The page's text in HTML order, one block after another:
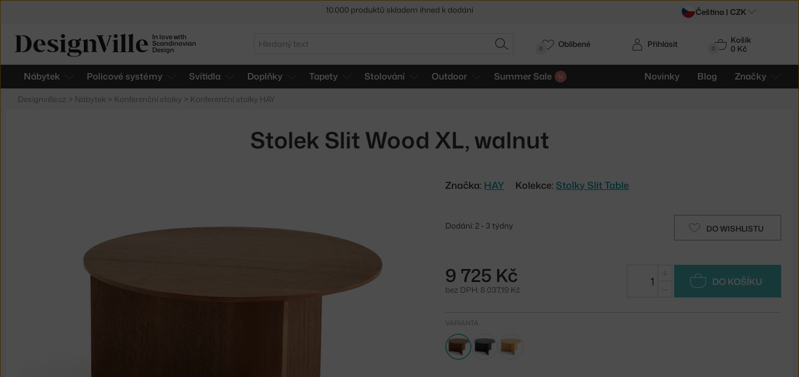
In love with
Scandinavian
Design
Hledat
HLEDAT 0
Košík
0 Kč
Nábytek Policové systémy Svítidla Doplňky Tapety Stolování Outdoor Summer Sale Novinky Blog Značky
Přihlásit
0 Oblíbené
Designville.cz > Nábytek > Konferenční stolky > Konferenční stolky HAY
Stolek Slit Wood XL, walnut
Značka: HAY Kolekce: Stolky Slit Table
DO WISHLISTU
Dodání: 2 - 3 týdny
9 725 Kč
bez DPH: 8 037,19 Kč
DO KOŠÍKU
VARIANTA
Sleva 5 % pro odběratelenewsletteru Čeština | CZK